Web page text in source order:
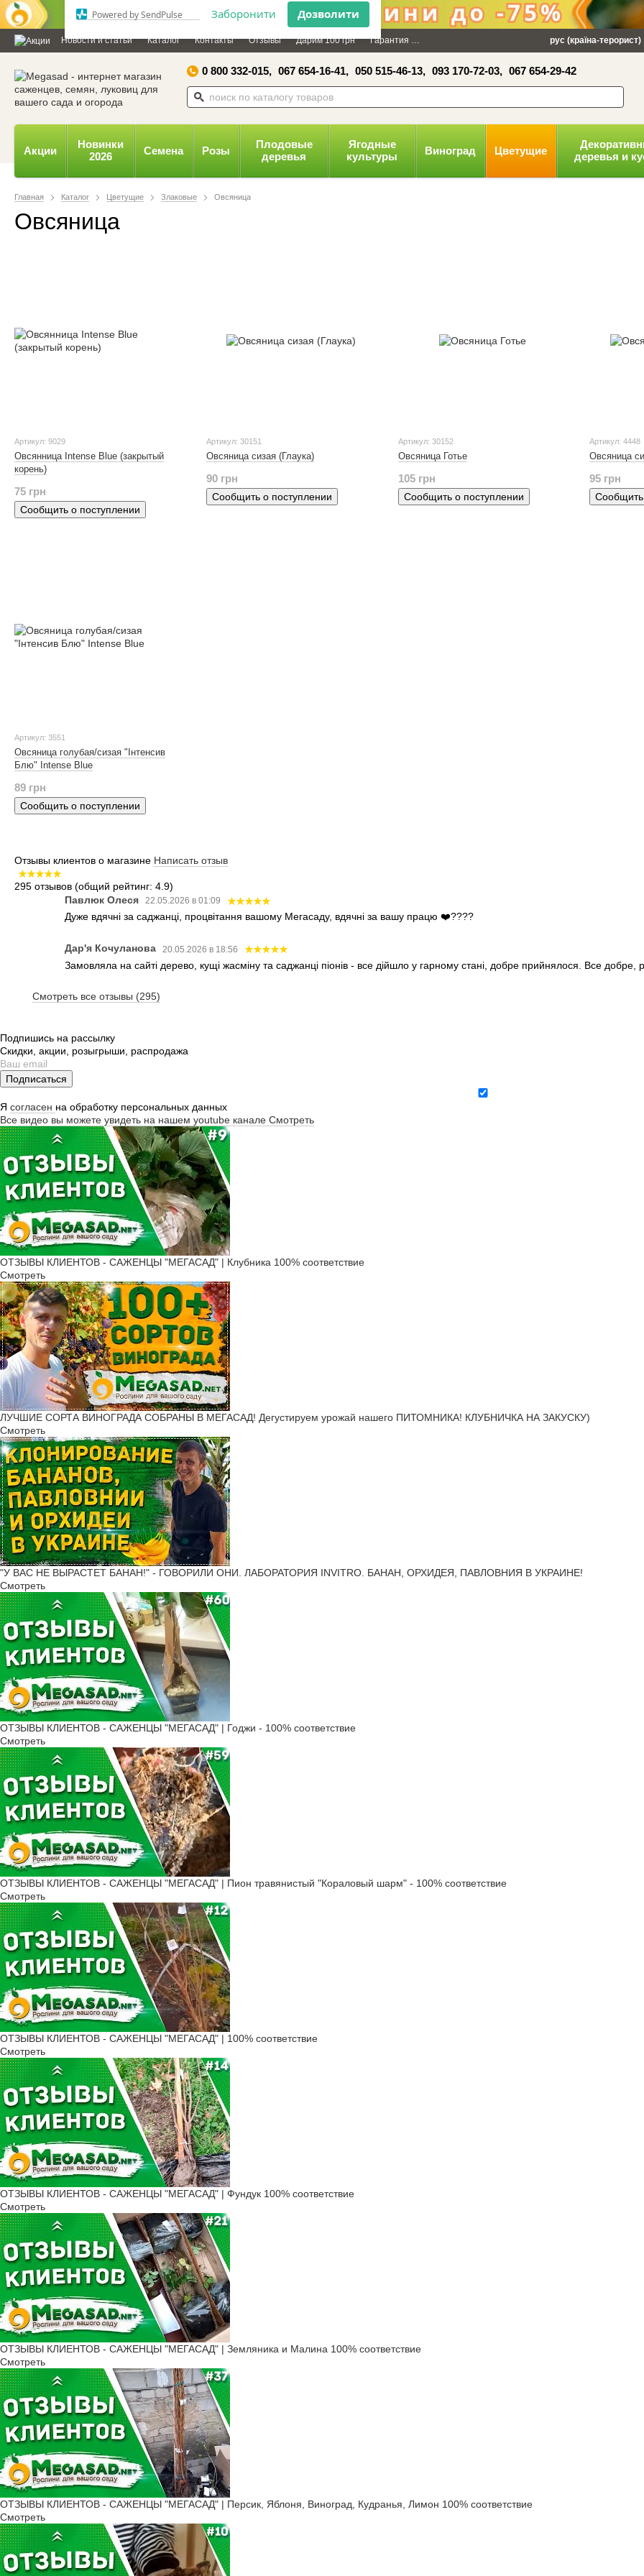
Дозвольте сайту megasad.net
відправляти вам сповіщення на
робочий стіл.
Powered by SendPulse Заборонити Дозволити
Новости и статьи Каталог Контакты Отзывы Дарим 100 грн Гарантия Оплата и доставка Политика
рус (країна-терорист)
0 800 332-015, 067 654-16-41, 050 515-46-13, 093 170-72-03, 067 654-29-42
Акции
Новинки
2026
Семена Розы
Плодовые
деревья
Ягодные
культуры
Виноград Цветущие
деревья и
Главная Каталог Цветущие Злаковые Овсяница
Овсяница
Артикул: 9029
Овсянница Intense Blue (закрытый
корень)
75 грн
Сообщить о поступлении
Артикул: 30151
Овсяница сизая (Глаука)
90 грн
Сообщить о поступлении
Артикул: 30152
Овсяница Готье
105 грн
Сообщить о поступлении
Артикул: 4448
Овсяница
95 грн
Сообщить
Артикул: 3551
Овсяница голубая/сизая "Інтенсив
Блю" Intense Blue
89 грн
Сообщить о поступлении
Отзывы клиентов о магазине Написать отзыв
295 отзывов (общий рейтинг: 4.9)
Павлюк Олеся
22.05.2026 в 01:09
Дуже вдячні за саджанці, процвітання вашому Мегасаду, вдячні за вашу працю ❤️????
Дар'я Кочуланова 20.05.2026 в 18:56
Замовляла на сайті дерево, кущі жасміну та саджанці піонів - все дійшло у гарному стані, добре прийнялося. Все
Смотреть все отзывы (295)
Подпишись на рассылку
Скидки, акции, розыгрыши, распродажа
Подписаться
Я согласен на обработку персональных данных
Все видео вы можете увидеть на нашем youtube канале Смотреть
ОТЗЫВЫ КЛИЕНТОВ - САЖЕНЦЫ "МЕГАСАД" | Клубника 100% соответствие
Смотреть
ЛУЧШИЕ СОРТА ВИНОГРАДА СОБРАНЫ В МЕГАСАД! Дегустируем урожай нашего ПИТОМНИКА! КЛУБНИЧКА НА ЗАКУСКУ)
Смотреть
"У ВАС НЕ ВЫРАСТЕТ БАНАН!" - ГОВОРИЛИ ОНИ. ЛАБОРАТОРИЯ INVITRO. БАНАН, ОРХИДЕЯ, ПАВЛОВНИЯ В УКРАИНЕ!
Смотреть
ОТЗЫВЫ КЛИЕНТОВ - САЖЕНЦЫ "МЕГАСАД" | Годжи - 100% соответствие
Смотреть
ОТЗЫВЫ КЛИЕНТОВ - САЖЕНЦЫ "МЕГАСАД" | Пион травянистый "Кораловый шарм" - 100% соответствие
Смотреть
ОТЗЫВЫ КЛИЕНТОВ - САЖЕНЦЫ "МЕГАСАД" | 100% соответствие
Смотреть
ОТЗЫВЫ КЛИЕНТОВ - САЖЕНЦЫ "МЕГАСАД" | Фундук 100% соответствие
Смотреть
ОТЗЫВЫ КЛИЕНТОВ - САЖЕНЦЫ "МЕГАСАД" | Земляника и Малина 100% соответствие
Смотреть
ОТЗЫВЫ КЛИЕНТОВ - САЖЕНЦЫ "МЕГАСАД" | Персик, Яблоня, Виноград, Кудранья, Лимон 100% соответствие
Смотреть